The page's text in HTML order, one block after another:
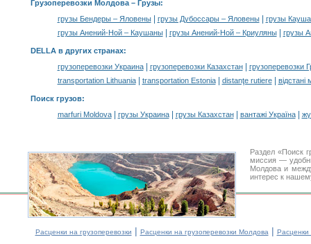
Грузоперевозки Молдова – Грузы:
грузы Бендеры – Яловены| грузы Дубоссары – Яловены|
грузы
грузы Анений-Ной – Каушаны| грузы Анений-Ной – Криуляны| грузы
DELLA в других странах:
грузоперевозки Украина| грузоперевозки Казахстан|
грузоперевозки
transportation Lithuania| transportation Estonia| distanţe rutiere| відстані
Поиск грузов:
marfuri Moldova| грузы Украина| грузы Казахстан| вантажі Україна|
Раздел «Поиск
миссия —
Молдова и
интерес к
Расценки на грузоперевозки | Расценки на грузоперевозки Молдова | Расценки